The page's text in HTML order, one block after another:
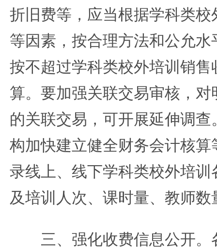
折旧费等，应当根据学科类
等因素，按合理方法和公允
按不超过学科类校外培训销
算。要加强关联交易审核，
的关联交易，可开展延伸调
构加快建立健全财务会计核
录线上、线下学科类校外培
及培训人次、课时量、教师
三、强化收费信息公开。